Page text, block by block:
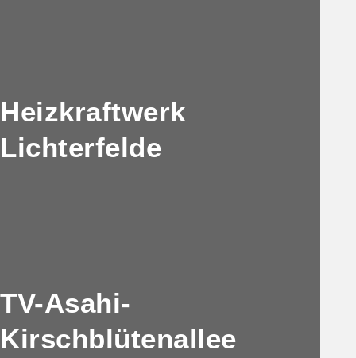
Heizkraftwerk
Lichterfelde
TV-Asahi-
Kirschblütenallee